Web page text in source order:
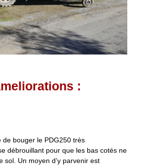
:
de bouger le PDG250 très
débrouillant pour que les bas cotés ne
sol. Un moyen d’y parvenir est